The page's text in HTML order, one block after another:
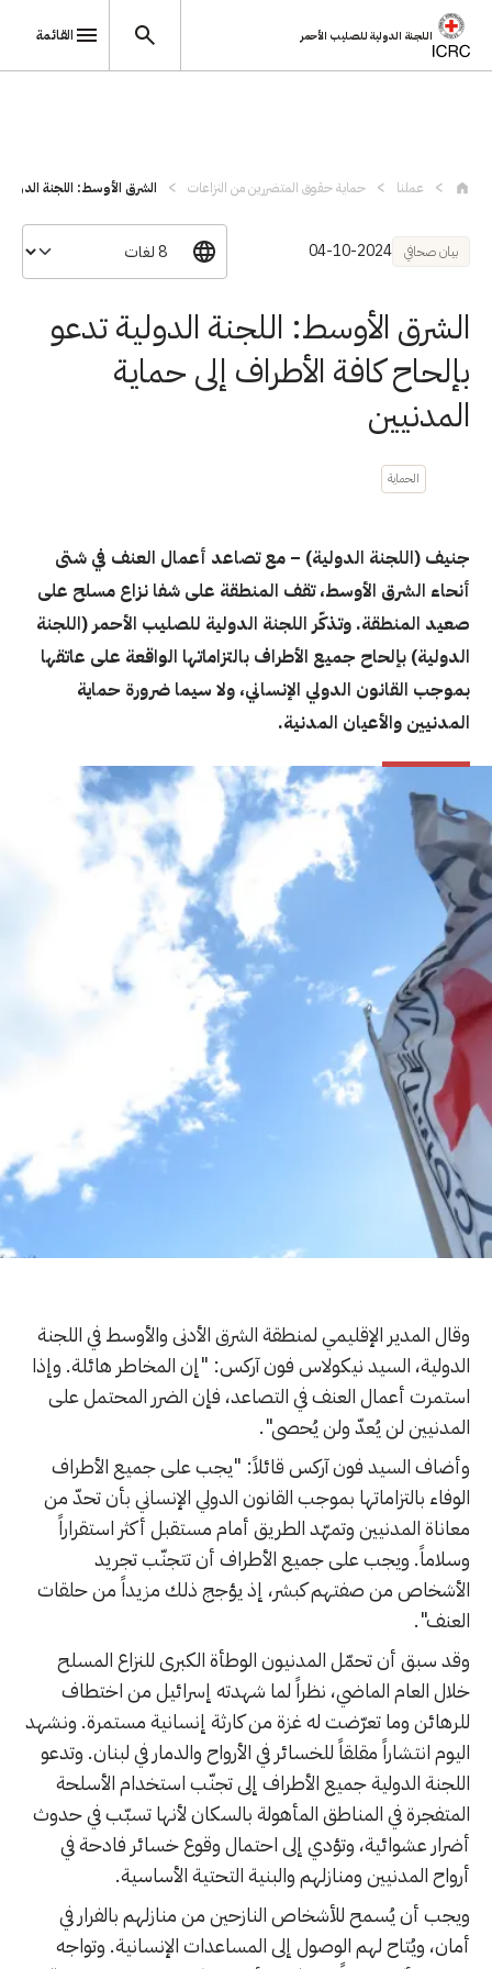
اللجنة الدولية للصليب الأحمر القائمة
عملنا حماية حقوق المتضررين من النزاعات الشرق الأوسط: اللجنة
بيان صحافي 04-10-2024
الشرق الأوسط: اللجنة الدولية تدعو
بإلحاح كافة الأطراف إلى حماية
المدنيين
الحماية
جنيف (اللجنة الدولية) – مع تصاعد أعمال العنف في شتى
أنحاء الشرق الأوسط، تقف المنطقة على شفا نزاع مسلح على
صعيد المنطقة. وتذكّر اللجنة الدولية للصليب الأحمر (اللجنة
الدولية) بإلحاح جميع الأطراف بالتزاماتها الواقعة على عاتقها
بموجب القانون الدولي الإنساني، ولا سيما ضرورة حماية
المدنيين والأعيان المدنية.
وقال المدير الإقليمي لمنطقة الشرق الأدنى والأوسط في اللجنة
الدولية، السيد نيكولاس فون آركس: "إن المخاطر هائلة. وإذا
استمرت أعمال العنف في التصاعد، فإن الضرر المحتمل على
المدنيين لن يُعدّ ولن يُحصى".
وأضاف السيد فون آركس قائلاً: "يجب على جميع الأطراف
الوفاء بالتزاماتها بموجب القانون الدولي الإنساني بأن تحدّ من
معاناة المدنيين وتمهّد الطريق أمام مستقبل أكثر استقراراً
وسلاماً. ويجب على جميع الأطراف أن تتجنّب تجريد
الأشخاص من صفتهم كبشر، إذ يؤجج ذلك مزيداً من حلقات
العنف".
وقد سبق أن تحمّل المدنيون الوطأة الكبرى للنزاع المسلح
خلال العام الماضي، نظراً لما شهدته إسرائيل من اختطاف
للرهائن وما تعرّضت له غزة من كارثة إنسانية مستمرة. ونشهد
اليوم انتشاراً مقلقاً للخسائر في الأرواح والدمار في لبنان. وتدعو
اللجنة الدولية جميع الأطراف إلى تجنّب استخدام الأسلحة
المتفجرة في المناطق المأهولة بالسكان لأنها تسبّب في حدوث
أضرار عشوائية، وتؤدي إلى احتمال وقوع خسائر فادحة في
أرواح المدنيين ومنازلهم والبنية التحتية الأساسية.
ويجب أن يُسمح للأشخاص النازحين من منازلهم بالفرار في
أمان، ويُتاح لهم الوصول إلى المساعدات الإنسانية. وتواجه